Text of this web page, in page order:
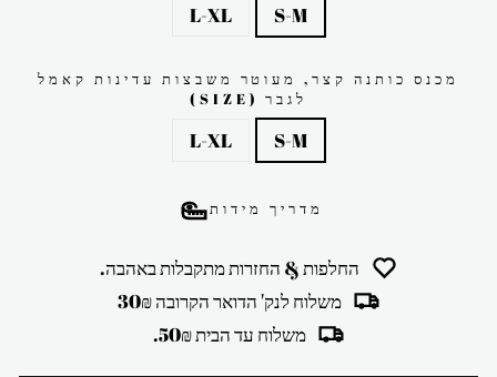
S-M
L-XL
מכנס כותנה קצר, מעוטר משבצות עדינות קאמל
לגבר (SIZE)
S-M
L-XL
מדריך מידות
החלפות & החזרות מתקבלות באהבה.
משלוח לנק' הדואר הקרובה 30₪
משלוח עד הבית 50₪.